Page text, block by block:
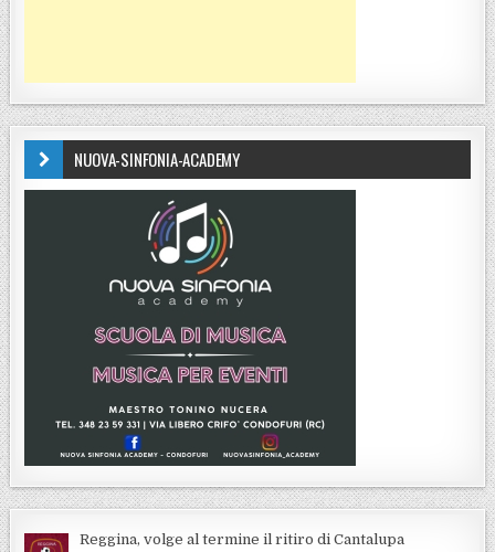
NUOVA-SINFONIA-ACADEMY
Reggina, volge al termine il ritiro di Cantalupa